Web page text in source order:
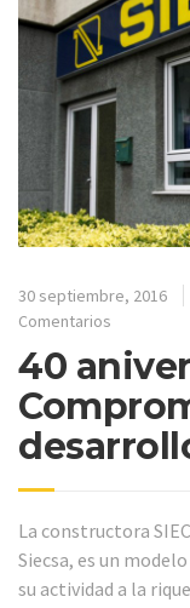
30 septiembre, 2016
Comentarios
40
La constructora
Siecsa, es un
su actividad a la